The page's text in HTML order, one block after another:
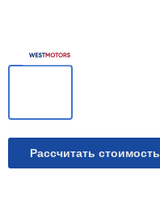
Рассчитать стоимость